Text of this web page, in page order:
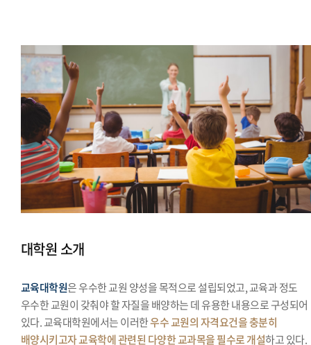
대학원 소개
교육대학원은 우수한 교원 양성을 목적으로 설립되었고, 교육과 정도
우수한 교원이 갖춰야 할 자질을 배양하는 데 유용한 내용으로 구성되어
있다. 교육대학원에서는 이러한우수 교원의 자격요건을 충분히
배양시키고자 교육학에 관련된 다양한 교과목을 필수로 개설하고 있다.